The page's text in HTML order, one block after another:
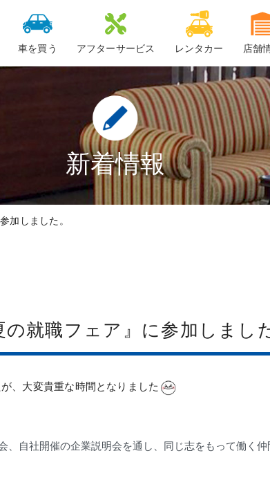
車を買う アフターサービス
整備・修理
鈑金
ロードサービス
レンタカー 店舗
新着情報
加しました。
の就職フェア』に参加しまし
、大変貴重な時間となりました
、自社開催の企業説明会を通し、同じ志をもって働く